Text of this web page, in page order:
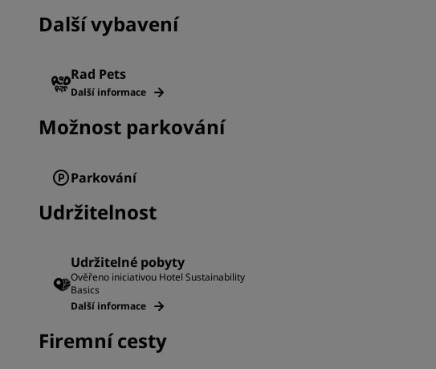
Další vybavení
Rad Pets
Další informace
Možnost parkování
Parkování
Udržitelnost
Udržitelné pobyty
Ověřeno iniciativou Hotel Sustainability
Basics
Další informace
Firemní cesty